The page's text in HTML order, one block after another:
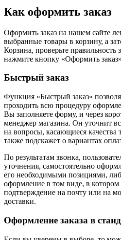
Как оформить заказ
Оформить заказ на нашем сайте
выбранные товары в корзину, а
Корзина, проверьте правильность
нажмите кнопку «Оформить
Быстрый заказ
Функция «Быстрый заказ»
проходить всю процедуру
Вы заполняете форму, и через
менеджер магазина. Он уточнит
на вопросы, касающиеся качества
также подскажет о вариантах
По результатам звонка,
уточнения, самостоятельно
его необходимыми позициями,
оформление в том виде, в котором
подтверждение на почту или на
доставки.
Оформление заказа в